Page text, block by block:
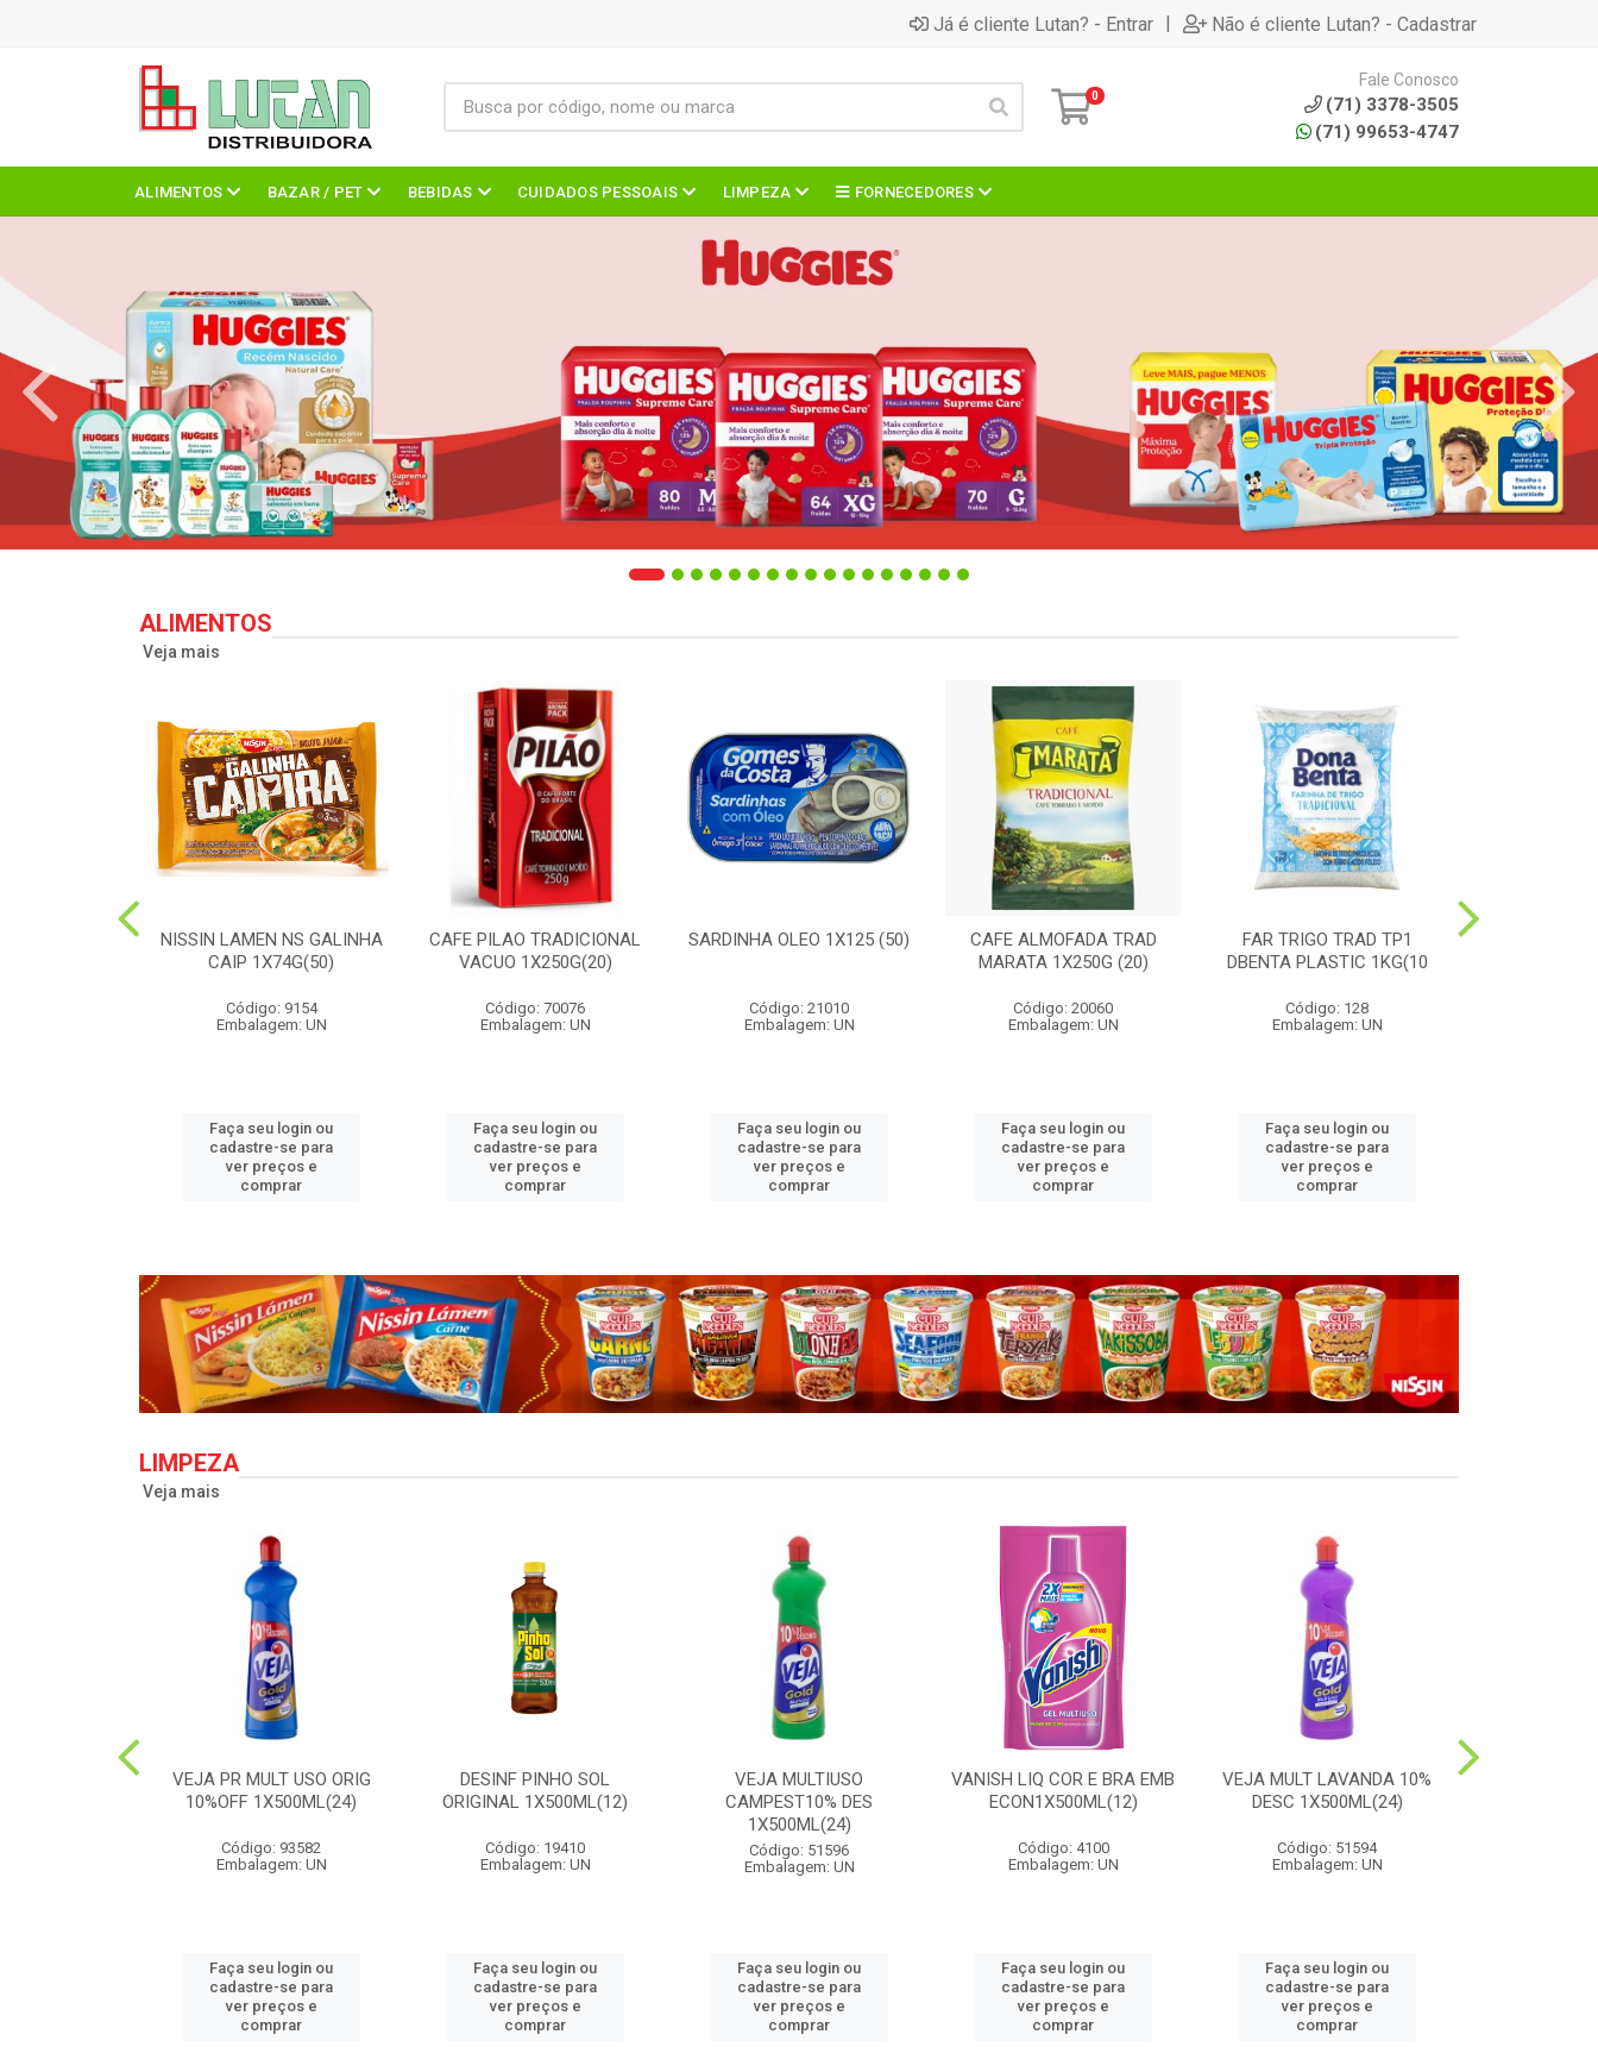
Já é cliente Lutan? - Entrar | Não é cliente Lutan? - Cadastrar
0
Fale Conosco
(71) 3378-3505
(71) 99653-4747
ALIMENTOS BAZAR / PET BEBIDAS CUIDADOS PESSOAIS LIMPEZA FORNECEDORES
ALIMENTOS
Veja mais
NISSIN LAMEN NS GALINHA
CAIP 1X74G(50)
Código: 9154
Embalagem: UN
Faça seu login ou
cadastre-se para
ver preços e
comprar
CAFE PILAO TRADICIONAL
VACUO 1X250G(20)
Código: 70076
Embalagem: UN
Faça seu login ou
cadastre-se para
ver preços e
comprar
SARDINHA OLEO 1X125 (50)
Código: 21010
Embalagem: UN
Faça seu login ou
cadastre-se para
ver preços e
comprar
CAFE ALMOFADA TRAD
MARATA 1X250G (20)
Código: 20060
Embalagem: UN
Faça seu login ou
cadastre-se para
ver preços e
comprar
FAR TRIGO TRAD TP1
DBENTA PLASTIC 1KG(10
Código: 128
Embalagem: UN
Faça seu login ou
cadastre-se para
ver preços e
comprar
LIMPEZA
Veja mais
VEJA PR MULT USO ORIG
10%OFF 1X500ML(24)
Código: 93582
Embalagem: UN
Faça seu login ou
cadastre-se para
ver preços e
comprar
DESINF PINHO SOL
ORIGINAL 1X500ML(12)
Código: 19410
Embalagem: UN
Faça seu login ou
cadastre-se para
ver preços e
comprar
VEJA MULTIUSO
CAMPEST10% DES
1X500ML(24)
Código: 51596
Embalagem: UN
Faça seu login ou
cadastre-se para
ver preços e
comprar
VANISH LIQ COR E BRA EMB
ECON1X500ML(12)
Código: 4100
Embalagem: UN
Faça seu login ou
cadastre-se para
ver preços e
comprar
VEJA MULT LAVANDA 10%
DESC 1X500ML(24)
Código: 51594
Embalagem: UN
Faça seu login ou
cadastre-se para
ver preços e
comprar